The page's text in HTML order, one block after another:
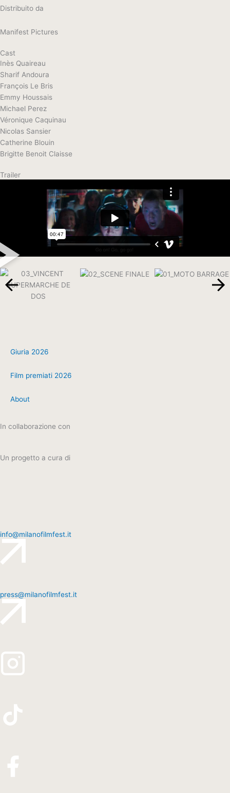
Distribuito da
Manifest Pictures
Cast
Inès Quaireau
Sharif Andoura
François Le Bris
Emmy Houssais
Michael Perez
Véronique Caquinau
Nicolas Sansier
Catherine Blouin
Brigitte Benoit Claisse
Trailer
Giuria 2026
Film premiati 2026
About
In collaborazione con
Un progetto a cura di
info@milanofilmfest.it
press@milanofilmfest.it